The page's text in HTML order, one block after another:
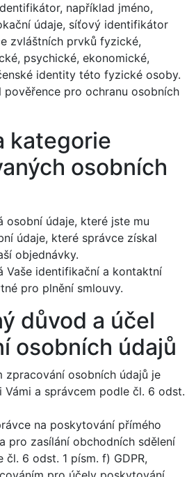
například jméno,
údaje, síťový identifikátor
zvláštních prvků fyzické,
psychické, ekonomické,
identity této fyzické osoby.
pověřence pro ochranu osobních
kategorie
osobních
osobní údaje, které jste mu
údaje, které správce získal
objednávky.
Vaše identifikační a kontaktní
pro plnění smlouvy.
důvod a účel
osobních údajů
zpracování osobních údajů je
Vámi a správcem podle čl. 6 odst.
na poskytování přímého
pro zasílání obchodních sdělení
6 odst. 1 písm. f) GDPR,